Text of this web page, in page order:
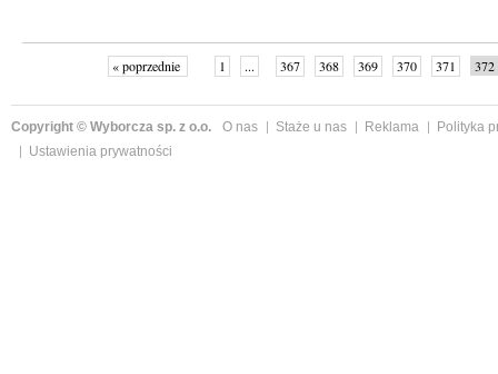
« poprzednie 1 ... 367 368 369 370 371 372
Copyright © Wyborcza sp. z o.o. O nas Staże u nas Reklama
Polityka
Ustawienia prywatności